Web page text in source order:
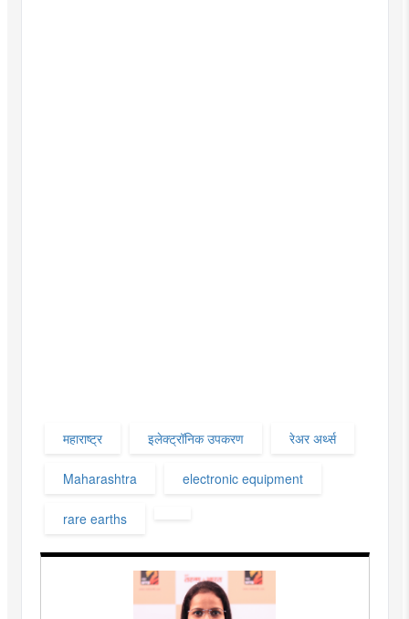
महाराष्ट्र इलेक्ट्रॉनिक उपकरण रेअर अर्थ्स
Maharashtra electronic equipment
rare earths